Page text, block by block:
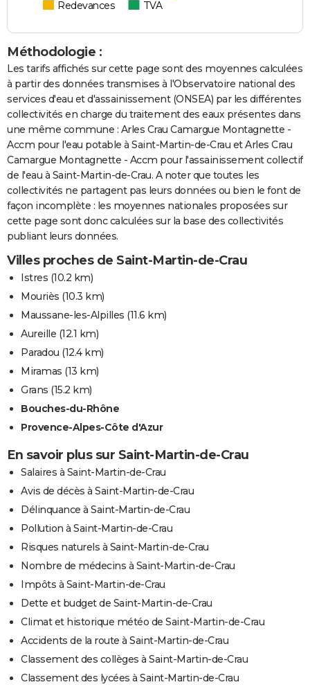
Redevances
TVA
Méthodologie :
Les tarifs affichés sur cette page sont des moyennes calculées
à partir des données transmises à l'Observatoire national des
services d'eau et d'assainissement (ONSEA) par les différentes
collectivités en charge du traitement des eaux présentes dans
une même commune : Arles Crau Camargue Montagnette -
Accm pour l'eau potable à Saint-Martin-de-Crau et Arles Crau
Camargue Montagnette - Accm pour l'assainissement collectif
de l'eau à Saint-Martin-de-Crau. A noter que toutes les
collectivités ne partagent pas leurs données ou bien le font de
façon incomplète : les moyennes nationales proposées sur
cette page sont donc calculées sur la base des collectivités
publiant leurs données.
Villes proches de Saint-Martin-de-Crau
Istres (10.2 km)
Mouriès (10.3 km)
Maussane-les-Alpilles (11.6 km)
Aureille (12.1 km)
Paradou (12.4 km)
Miramas (13 km)
Grans (15.2 km)
Bouches-du-Rhône
Provence-Alpes-Côte d'Azur
En savoir plus sur Saint-Martin-de-Crau
Salaires à Saint-Martin-de-Crau
Avis de décès à Saint-Martin-de-Crau
Délinquance à Saint-Martin-de-Crau
Pollution à Saint-Martin-de-Crau
Risques naturels à Saint-Martin-de-Crau
Nombre de médecins à Saint-Martin-de-Crau
Impôts à Saint-Martin-de-Crau
Dette et budget de Saint-Martin-de-Crau
Climat et historique météo de Saint-Martin-de-Crau
Accidents de la route à Saint-Martin-de-Crau
Classement des collèges à Saint-Martin-de-Crau
Classement des lycées à Saint-Martin-de-Crau